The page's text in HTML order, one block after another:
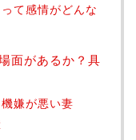
て感情がどんな
面があるか？具
嫌が悪い妻